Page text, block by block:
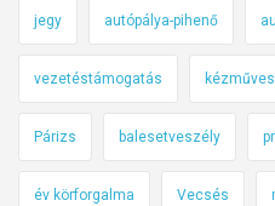
jegy autópálya-pihenő
vezetéstámogatás
Párizs balesetveszély
év körforgalma Vecsés